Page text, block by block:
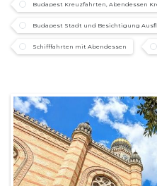
Budapest Kreuzfahrten, Abendessen
Budapest Stadt und Besichtigung
Schifffahrten mit Abendessen